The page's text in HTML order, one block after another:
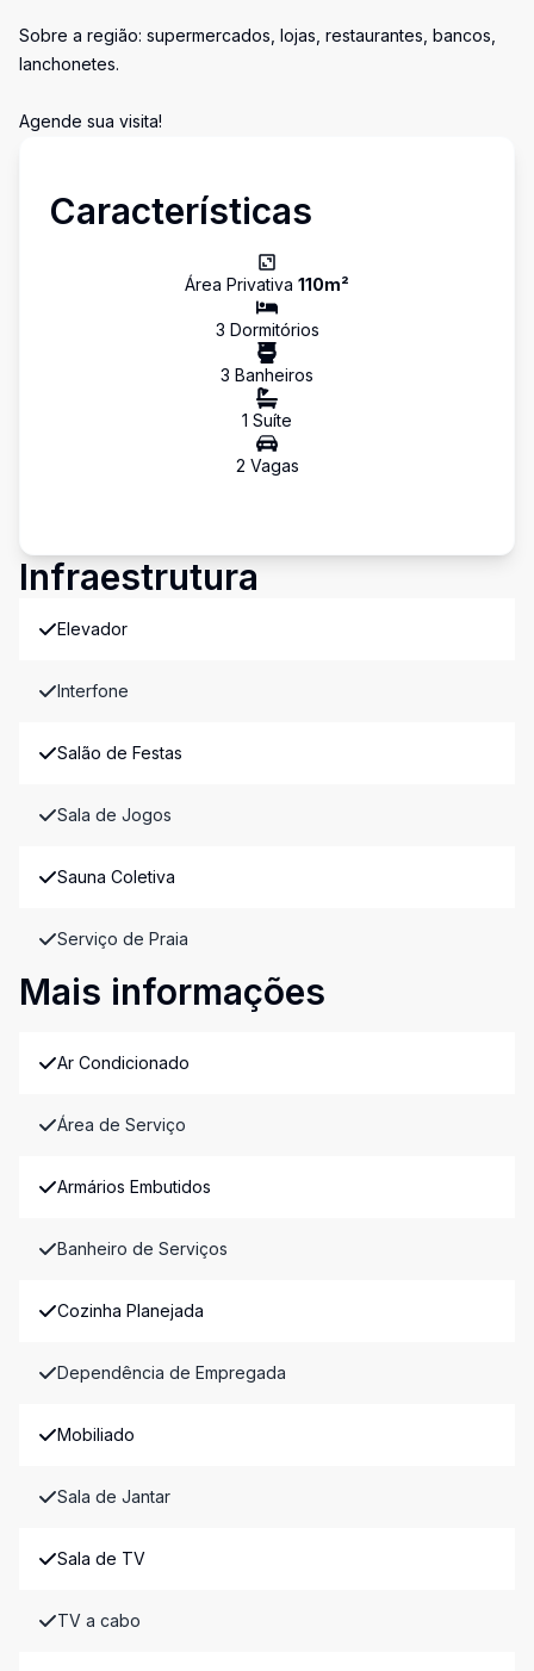
Sobre a região: supermercados, lojas, restaurantes, bancos,
lanchonetes.
Agende sua visita!
Características
Área Privativa 110m²
3 Dormitórios
3 Banheiros
1 Suíte
2 Vagas
Infraestrutura
Elevador
Interfone
Salão de Festas
Sala de Jogos
Sauna Coletiva
Serviço de Praia
Mais informações
Ar Condicionado
Área de Serviço
Armários Embutidos
Banheiro de Serviços
Cozinha Planejada
Dependência de Empregada
Mobiliado
Sala de Jantar
Sala de TV
TV a cabo